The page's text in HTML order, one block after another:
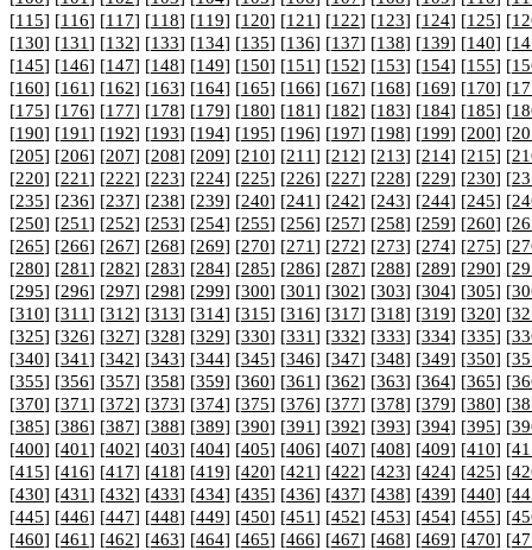
[115] [116] [117] [118] [119] [120] [121] [122] [123] [124] [125] [
[130] [131] [132] [133] [134] [135] [136] [137] [138] [139] [140] [
[145] [146] [147] [148] [149] [150] [151] [152] [153] [154] [155] [
[160] [161] [162] [163] [164] [165] [166] [167] [168] [169] [170] [
[175] [176] [177] [178] [179] [180] [181] [182] [183] [184] [185] [
[190] [191] [192] [193] [194] [195] [196] [197] [198] [199] [200] [
[205] [206] [207] [208] [209] [210] [211] [212] [213] [214] [215] [
[220] [221] [222] [223] [224] [225] [226] [227] [228] [229] [230] [
[235] [236] [237] [238] [239] [240] [241] [242] [243] [244] [245] [
[250] [251] [252] [253] [254] [255] [256] [257] [258] [259] [260] [
[265] [266] [267] [268] [269] [270] [271] [272] [273] [274] [275] [
[280] [281] [282] [283] [284] [285] [286] [287] [288] [289] [290] [
[295] [296] [297] [298] [299] [300] [301] [302] [303] [304] [305] [
[310] [311] [312] [313] [314] [315] [316] [317] [318] [319] [320] [
[325] [326] [327] [328] [329] [330] [331] [332] [333] [334] [335] [
[340] [341] [342] [343] [344] [345] [346] [347] [348] [349] [350] [
[355] [356] [357] [358] [359] [360] [361] [362] [363] [364] [365] [
[370] [371] [372] [373] [374] [375] [376] [377] [378] [379] [380] [
[385] [386] [387] [388] [389] [390] [391] [392] [393] [394] [395] [
[400] [401] [402] [403] [404] [405] [406] [407] [408] [409] [410] [
[415] [416] [417] [418] [419] [420] [421] [422] [423] [424] [425] [
[430] [431] [432] [433] [434] [435] [436] [437] [438] [439] [440] [
[445] [446] [447] [448] [449] [450] [451] [452] [453] [454] [455] [
[460] [461] [462] [463] [464] [465] [466] [467] [468] [469] [470] [